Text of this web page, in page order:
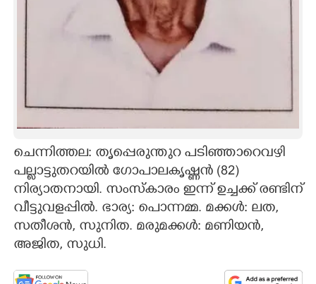
CONTACT US
ചെന്നിത്തല: തൃപ്പെരുന്തുറ പടിഞ്ഞാറെവഴി
പല്ലാട്ടുതറയിൽ ഗോപാലകൃഷ്ണൻ (82)
നിര്യാതനായി. സംസ്കാരം ഇന്ന് ഉച്ചക്ക് രണ്ടിന്
വീട്ടുവളപ്പിൽ. ഭാര്യ: പൊന്നമ്മ. മക്കൾ: ലത,
സതീശൻ, സുനിത. മരുമക്കൾ: മണിയൻ,
അജിത, സുധി.